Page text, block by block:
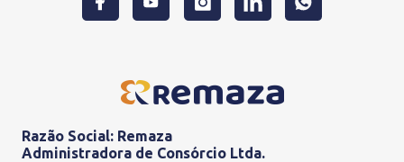
Razão Social: Remaza
Administradora de Consórcio Ltda.